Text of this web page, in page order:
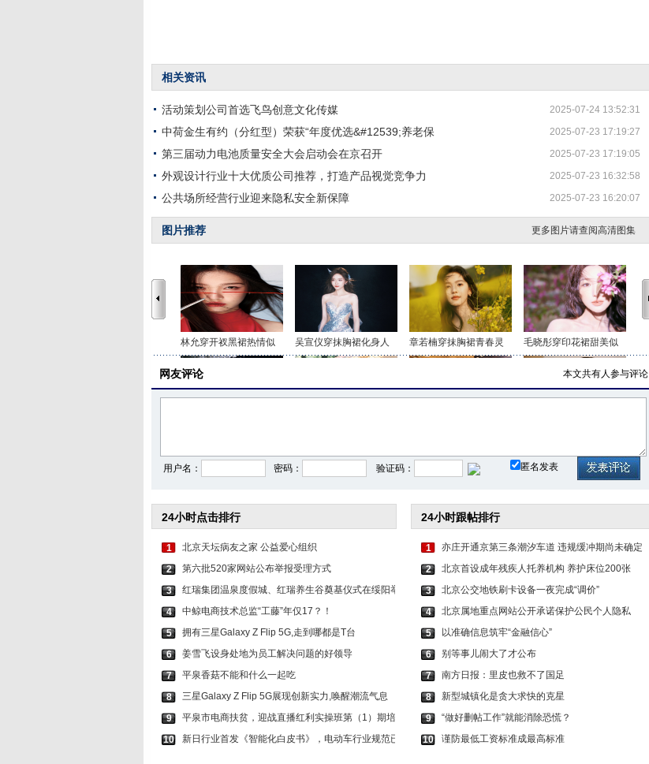
相关资讯
活动策划公司首选飞鸟创意文化传媒 2025-07-24 13:52:31
中荷金生有约（分红型）荣获“年度优选&#12539;养老保 2025-07-23 17:19:27
第三届动力电池质量安全大会启动会在京召开 2025-07-23 17:19:05
外观设计行业十大优质公司推荐，打造产品视觉竞争力 2025-07-23 16:32:58
公共场所经营行业迎来隐私安全新保障 2025-07-23 16:20:07
更多图片请查阅高清图集
图片推荐
林允穿开衩黑裙热情似 吴宣仪穿抹胸裙化身人 章若楠穿抹胸裙青春灵 毛晓彤穿印花裙甜美似
网友评论 本文共有人参与评论
用户名： 密码： 验证码： 匿名发表
24小时点击排行
1
北京天坛病友之家 公益爱心组织
2
第六批520家网站公布举报受理方式
3
红瑞集团温泉度假城、红瑞养生谷奠基仪式在绥阳举
4
中鲸电商技术总监“工藤”年仅17？！
5
拥有三星Galaxy Z Flip 5G,走到哪都是T台
6
姜雪飞设身处地为员工解决问题的好领导
7
平泉香菇不能和什么一起吃
8
三星Galaxy Z Flip 5G展现创新实力,唤醒潮流气息
9
平泉市电商扶贫，迎战直播红利实操班第（1）期培
10
新日行业首发《智能化白皮书》，电动车行业规范已
24小时跟帖排行
1
亦庄开通京第三条潮汐车道 违规缓冲期尚未确定
2
北京首设成年残疾人托养机构 养护床位200张
3
北京公交地铁刷卡设备一夜完成“调价”
4
北京属地重点网站公开承诺保护公民个人隐私
5
以准确信息筑牢“金融信心”
6
别等事儿闹大了才公布
7
南方日报：里皮也救不了国足
8
新型城镇化是贪大求快的克星
9
“做好删帖工作”就能消除恐慌？
10
谨防最低工资标准成最高标准